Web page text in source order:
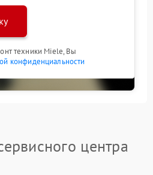
техники Miele, Вы
конфиденциальности
центра